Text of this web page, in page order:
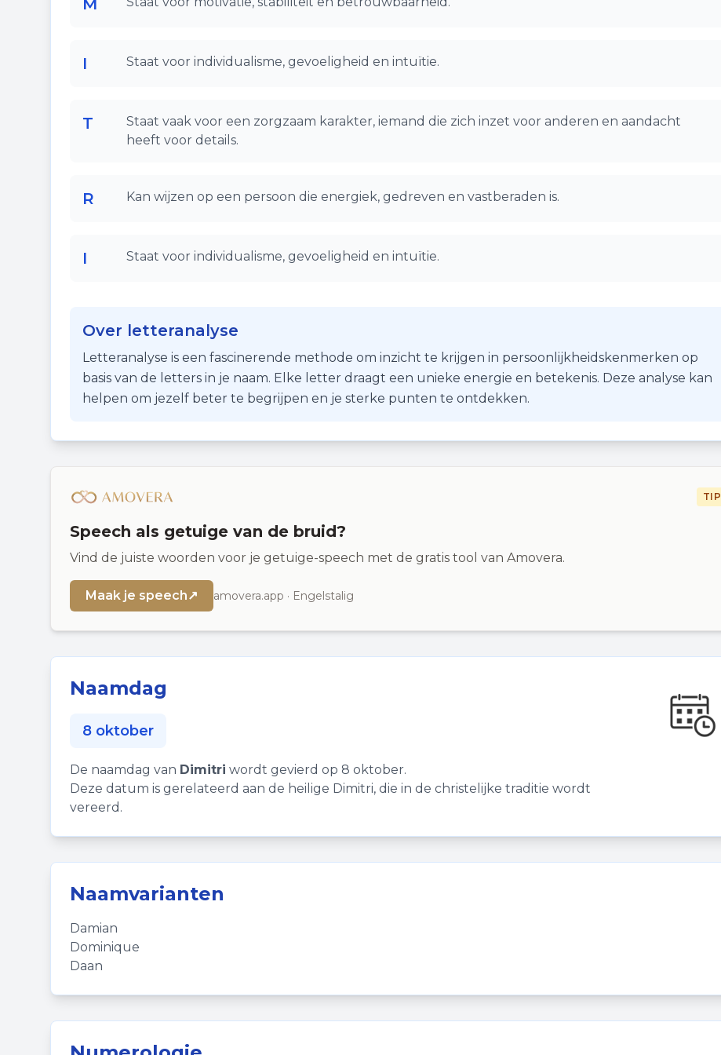
M
I Staat voor individualisme, gevoeligheid en intuïtie.
T
Staat vaak voor een zorgzaam karakter, iemand die zich inzet voor anderen en aandacht
heeft voor details.
R Kan wijzen op een persoon die energiek, gedreven en vastberaden is.
I Staat voor individualisme, gevoeligheid en intuïtie.
Over letteranalyse
Letteranalyse is een fascinerende methode om inzicht te krijgen in persoonlijkheidskenmerken op
basis van de letters in je naam. Elke letter draagt een unieke energie en betekenis. Deze analyse kan
helpen om jezelf beter te begrijpen en je sterke punten te ontdekken.
TIP
Speech als getuige van de bruid?
Vind de juiste woorden voor je getuige-speech met de gratis tool van Amovera.
Maak je speech↗ amovera.app · Engelstalig
Naamdag
8 oktober
De naamdag van Dimitri wordt gevierd op 8 oktober.
Deze datum is gerelateerd aan de heilige Dimitri, die in de christelijke traditie wordt
vereerd.
Naamvarianten
Damian
Dominique
Daan